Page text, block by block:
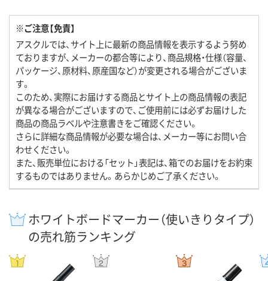
※ご注意【免責】
アスクルでは、サイト上に最新の商品情報を表示するよう努め
ておりますが、メーカーの都合等により、商品規格・仕様（容量、
パッケージ、原材料、原産国など）が変更される場合がございま
す。
このため、実際にお届けする商品とサイト上の商品情報の表記
が異なる場合がございますので、ご使用前には必ずお届けした
商品の商品ラベルや注意書きをご確認ください。
さらに詳細な商品情報が必要な場合は、メーカー等にお問い合
わせください。
また、販売単位における「セット」表記は、箱でのお届けをお約束
するものではありません。あらかじめご了承ください。
ホワイトボードマーカー（使いきりタイプ）
の売れ筋ランキング